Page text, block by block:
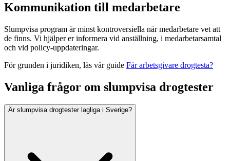
Kommunikation till medarbetare
Slumpvisa program är minst kontroversiella när medarbetare vet att
de finns. Vi hjälper er informera vid anställning, i medarbetarsamtal
och vid policy-uppdateringar.
För grunden i juridiken, läs vår guide Får arbetsgivare drogtesta?
Vanliga frågor om slumpvisa drogtester
Är slumpvisa drogtester lagliga i Sverige?